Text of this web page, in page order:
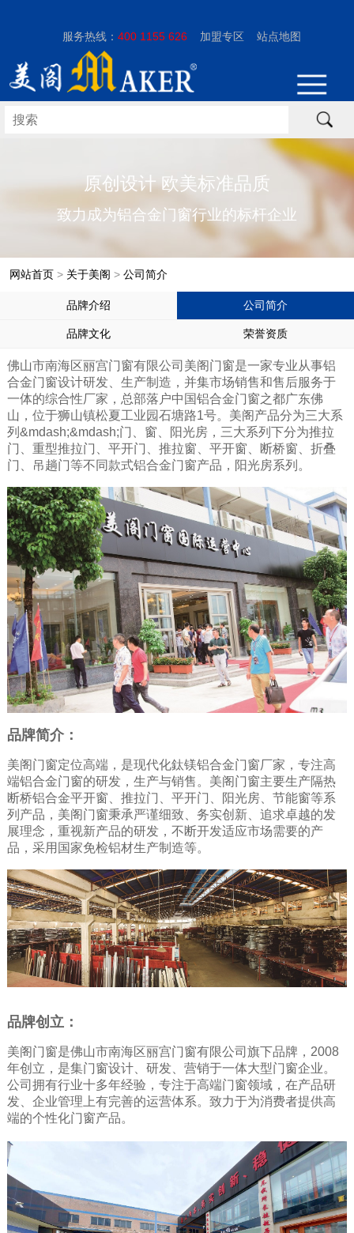
服务热线：400 1155 626 加盟专区 站点地图
原创设计 欧美标准品质
致力成为铝合金门窗行业的标杆企业
网站首页> 关于美阁 > 公司简介
品牌介绍 公司简介
品牌文化 荣誉资质
佛山市南海区丽宫门窗有限公司美阁门窗是一家专业从事铝
合金门窗设计研发、生产制造，并集市场销售和售后服务于
一体的综合性厂家，总部落户中国铝合金门窗之都广东佛
山，位于狮山镇松夏工业园石塘路1号。美阁产品分为三大系
列&mdash;&mdash;门、窗、阳光房，三大系列下分为推拉
门、重型推拉门、平开门、推拉窗、平开窗、断桥窗、折叠
门、吊趟门等不同款式铝合金门窗产品，阳光房系列。
品牌简介：
美阁门窗定位高端，是现代化鈦镁铝合金门窗厂家，专注高
端铝合金门窗的研发，生产与销售。美阁门窗主要生产隔热
断桥铝合金平开窗、推拉门、平开门、阳光房、节能窗等系
列产品，美阁门窗秉承严谨细致、务实创新、追求卓越的发
展理念，重视新产品的研发，不断开发适应市场需要的产
品，采用国家免检铝材生产制造等。
品牌创立：
美阁门窗是佛山市南海区丽宫门窗有限公司旗下品牌，2008
年创立，是集门窗设计、研发、营销于一体大型门窗企业。
公司拥有行业十多年经验，专注于高端门窗领域，在产品研
发、企业管理上有完善的运营体系。致力于为消费者提供高
端的个性化门窗产品。